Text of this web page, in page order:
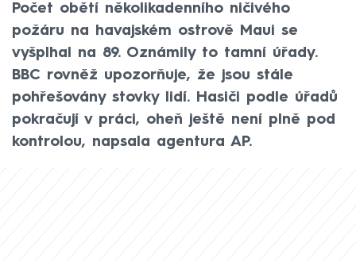
Počet obětí několikadenního ničivého
požáru na havajském ostrově Maui se
vyšplhal na 89. Oznámily to tamní úřady.
BBC rovněž upozorňuje, že jsou stále
pohřešovány stovky lidí. Hasiči podle úřadů
pokračují v práci, oheň ještě není plně pod
kontrolou, napsala agentura AP.